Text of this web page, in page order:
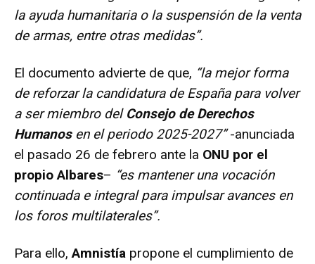
la ayuda humanitaria o la suspensión de la venta
de armas, entre otras medidas”.
El documento advierte de que, “la mejor forma
de reforzar la candidatura de España para volver
a ser miembro del Consejo de Derechos
Humanosen el periodo 2025-2027”-anunciada
el pasado 26 de febrero ante la ONU por el
propio Albares– “es mantener una vocación
continuada e integral para impulsar avances en
los foros multilaterales”.
Para ello,Amnistía propone el cumplimiento de